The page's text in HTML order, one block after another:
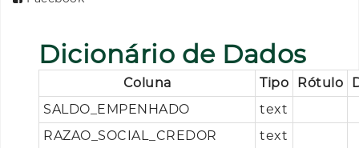
Dicionário de Dados
Coluna Tipo Rótulo
SALDO_EMPENHADO
text
RAZAO_SOCIAL_CREDOR
text